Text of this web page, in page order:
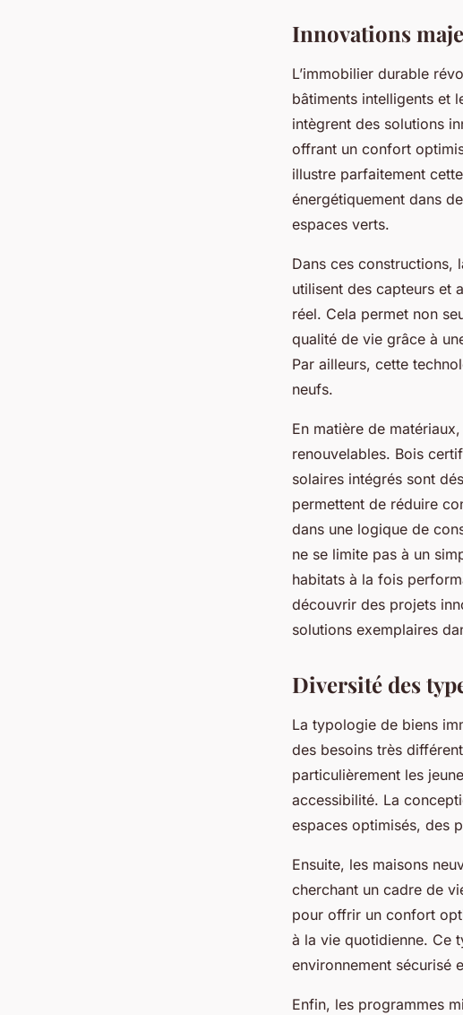
Innovations
L’immobilier durable
bâtiments intelligents et
intègrent des solutions
offrant un confort
illustre parfaitement
énergétiquement dans
espaces verts.
Dans ces constructions,
utilisent des capteurs et
réel. Cela permet non
qualité de vie grâce à
Par ailleurs, cette
neufs.
En matière de
renouvelables. Bois
solaires intégrés sont
permettent de réduire
dans une logique de
ne se limite pas à un
habitats à la fois
découvrir des projets
solutions exemplaires
Diversité des
La typologie de biens
des besoins très
particulièrement les
accessibilité. La
espaces optimisés, des
Ensuite, les maisons
cherchant un cadre de
pour offrir un confort
à la vie quotidienne. Ce
environnement sécurisé
Enfin, les programmes